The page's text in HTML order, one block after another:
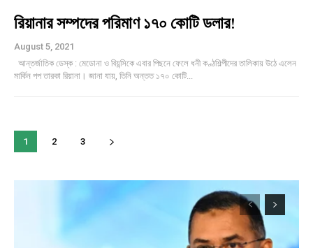
রিয়ানার সম্পদের পরিমাণ ১৭০ কোটি ডলার!
August 5, 2021
মার্কিন পপ তারকা রিয়ানা। জানা যায়, তিনি অন্তত ১৭০ কোটি...
1 2 3